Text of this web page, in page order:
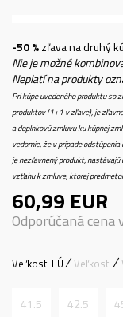
-50 %zľava na druhý
Nie je možné
Neplatí na produkty
Pri kúpe uvedeného produktu so
produktov (1+1 v zľave), je
a doplnkovú zmluvu ku kúpnej
vedomie, že v prípade
je nezľavnený produkt, nastávajú
vzťahu k zmluve, ktorej
60,99 EUR
Odporúčaná cena
Veľkosti EÚ Veľkosti
41.5 42.5